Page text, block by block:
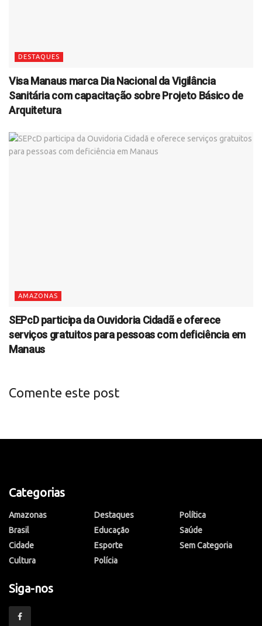
DESTAQUES
Visa Manaus marca Dia Nacional da Vigilância
Sanitária com capacitação sobre Projeto Básico de
Arquitetura
AMAZONAS
SEPcD participa da Ouvidoria Cidadã e oferece
serviços gratuitos para pessoas com deficiência em
Manaus
Comente este post
Categorias
Amazonas
Brasil
Cidade
Cultura
Destaques
Educação
Esporte
Polícia
Política
Saúde
Sem Categoria
Siga-nos